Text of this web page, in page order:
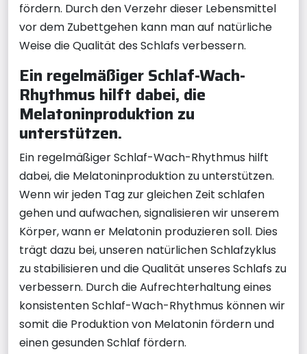
fördern. Durch den Verzehr dieser Lebensmittel
vor dem Zubettgehen kann man auf natürliche
Weise die Qualität des Schlafs verbessern.
Ein regelmäßiger Schlaf-Wach-
Rhythmus hilft dabei, die
Melatoninproduktion zu
unterstützen.
Ein regelmäßiger Schlaf-Wach-Rhythmus hilft
dabei, die Melatoninproduktion zu unterstützen.
Wenn wir jeden Tag zur gleichen Zeit schlafen
gehen und aufwachen, signalisieren wir unserem
Körper, wann er Melatonin produzieren soll. Dies
trägt dazu bei, unseren natürlichen Schlafzyklus
zu stabilisieren und die Qualität unseres Schlafs zu
verbessern. Durch die Aufrechterhaltung eines
konsistenten Schlaf-Wach-Rhythmus können wir
somit die Produktion von Melatonin fördern und
einen gesunden Schlaf fördern.